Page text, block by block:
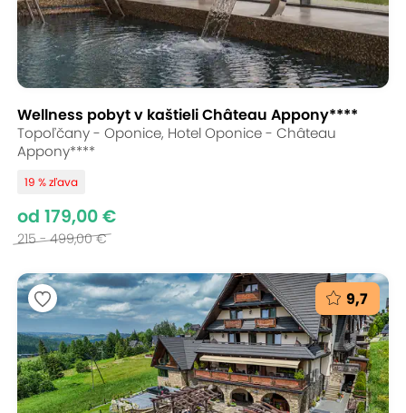
Wellness pobyt v kaštieli Château Appony****
Topoľčany - Oponice, Hotel Oponice - Château
Appony****
19 % zľava
od 179,00 €
215 - 499,00 €
9,7